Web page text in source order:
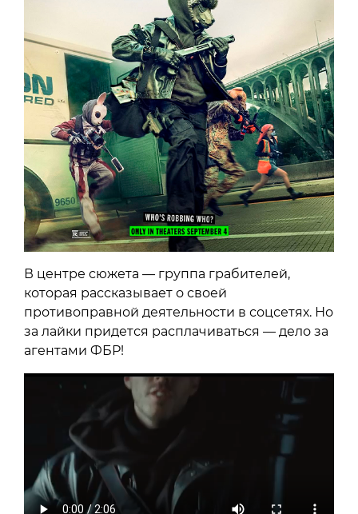
В центре сюжета — группа грабителей,
которая рассказывает о своей
противоправной деятельности в соцсетях. Но
за лайки придется расплачиваться — дело за
агентами ФБР!